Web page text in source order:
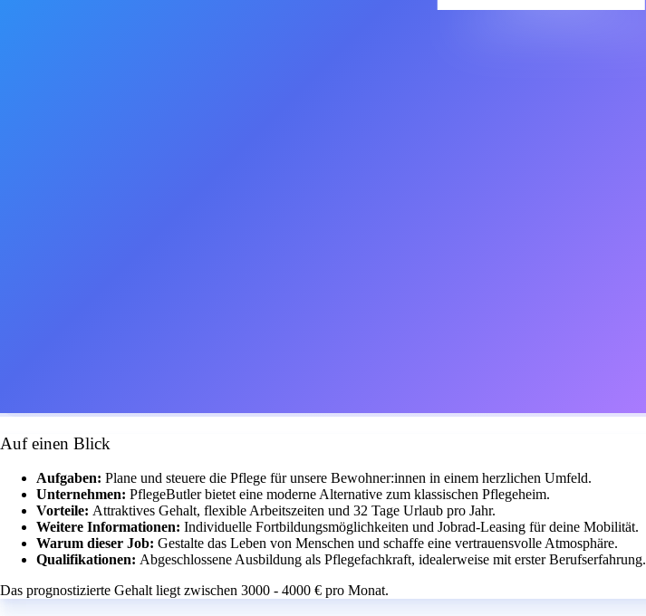
Auf einen Blick
Aufgaben: Plane und steuere die Pflege für unsere Bewohner:innen in einem herzlichen Umfeld.
Unternehmen: PflegeButler bietet eine moderne Alternative zum klassischen Pflegeheim.
Vorteile: Attraktives Gehalt, flexible Arbeitszeiten und 32 Tage Urlaub pro Jahr.
Weitere Informationen: Individuelle Fortbildungsmöglichkeiten und Jobrad-Leasing für deine Mobilität.
Warum dieser Job: Gestalte das Leben von Menschen und schaffe eine vertrauensvolle Atmosphäre.
Qualifikationen: Abgeschlossene Ausbildung als Pflegefachkraft, idealerweise mit erster Berufserfahrung.
Das prognostizierte Gehalt liegt zwischen 3000 - 4000 € pro Monat.